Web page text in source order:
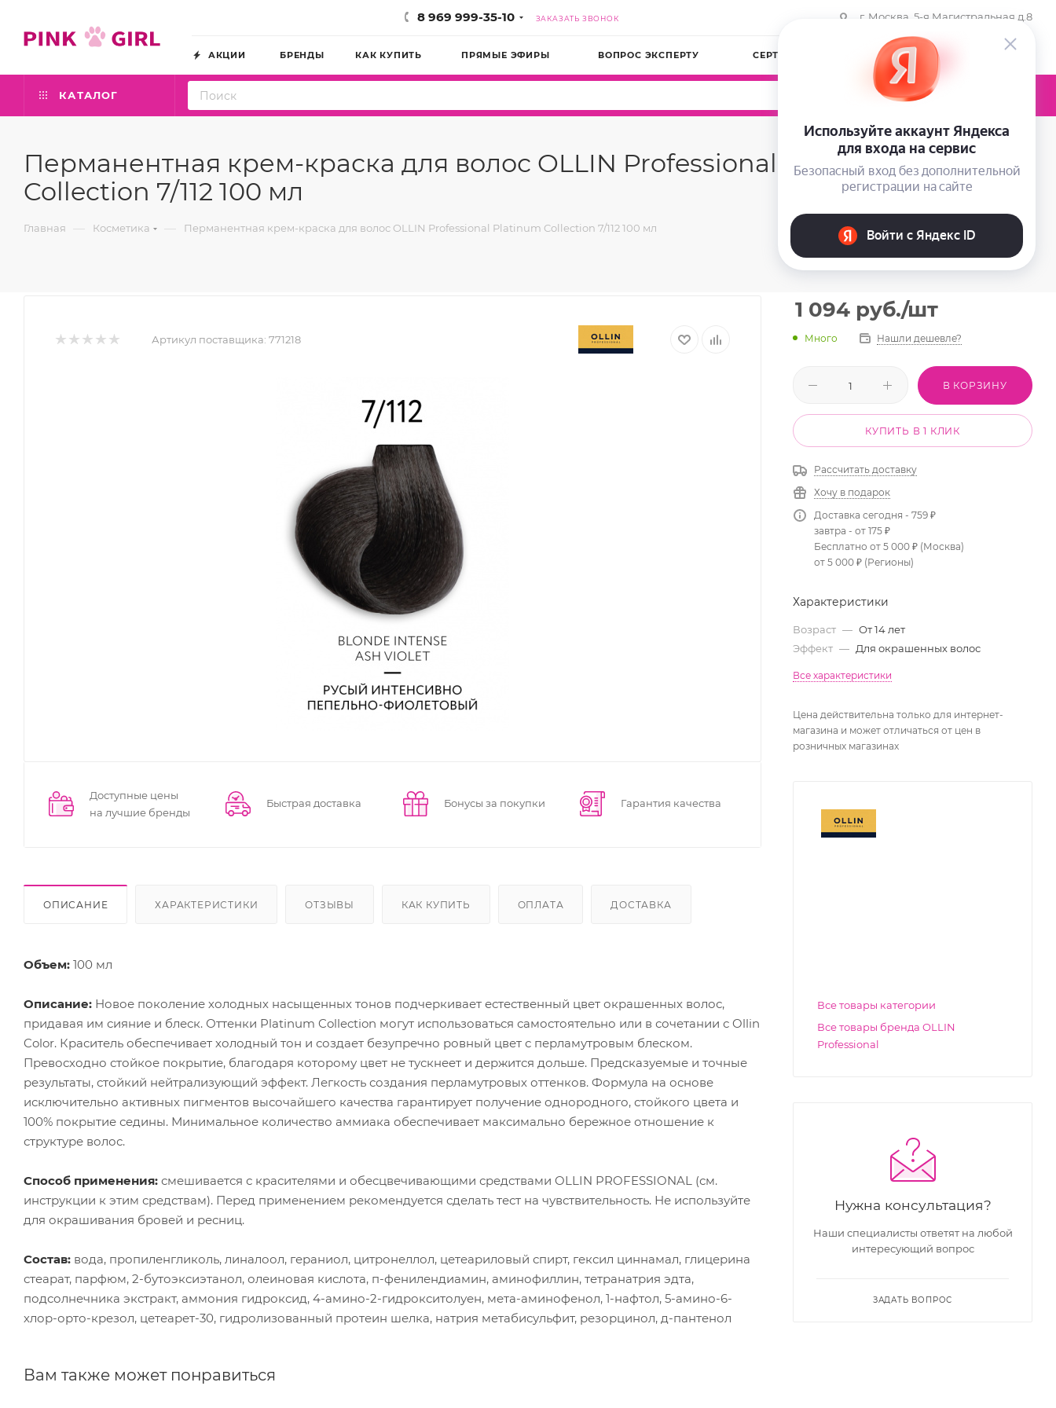
8 969 999-35-10 ЗАКАЗАТЬ ЗВОНОК г. Москва, 5-я Магистральная д.8
АКЦИИ БРЕНДЫ КАК КУПИТЬ ПРЯМЫЕ ЭФИРЫ ВОПРОС ЭКСПЕРТУ СЕРТИФИКАТЫ КОМПАНИЯ
КАТАЛОГ 0
Перманентная крем-краска для волос OLLIN Professional Platinum
Collection 7/112 100 мл
Главная — Косметика — Перманентная крем-краска для волос OLLIN Professional Platinum Collection 7/112 100 мл
Артикул поставщика: 771218
Доступные цены
на лучшие бренды
Быстрая доставка Бонусы за покупки Гарантия качества
ОПИСАНИЕ ХАРАКТЕРИСТИКИ ОТЗЫВЫ КАК КУПИТЬ ОПЛАТА ДОСТАВКА
Объем: 100 мл
Описание: Новое поколение холодных насыщенных тонов подчеркивает естественный цвет окрашенных волос,
придавая им сияние и блеск. Оттенки Platinum Collection могут использоваться самостоятельно или в сочетании с Ollin
Color. Краситель обеспечивает холодный тон и создает безупречно ровный цвет с перламутровым блеском.
Превосходно стойкое покрытие, благодаря которому цвет не тускнеет и держится дольше. Предсказуемые и точные
результаты, стойкий нейтрализующий эффект. Легкость создания перламутровых оттенков. Формула на основе
исключительно активных пигментов высочайшего качества гарантирует получение однородного, стойкого цвета и
100% покрытие седины. Минимальное количество аммиака обеспечивает максимально бережное отношение к
структуре волос.
Способ применения: смешивается с красителями и обесцвечивающими средствами OLLIN PROFESSIONAL (см.
инструкции к этим средствам). Перед применением рекомендуется сделать тест на чувствительность. Не используйте
для окрашивания бровей и ресниц.
Состав: вода, пропиленгликоль, линалоол, гераниол, цитронеллол, цетеариловый спирт, гексил циннамал, глицерина
стеарат, парфюм, 2-бутоэксиэтанол, олеиновая кислота, п-фенилендиамин, аминофиллин, тетранатрия эдта,
подсолнечника экстракт, аммония гидроксид, 4-амино-2-гидрокситолуен, мета-аминофенол, 1-нафтол, 5-амино-6-
хлор-орто-крезол, цетеарет-30, гидролизованный протеин шелка, натрия метабисульфит, резорцинол, д-пaнтенол
Вам также может понравиться
1 094 руб./шт
Много Нашли дешевле?
В КОРЗИНУ
КУПИТЬ В 1 КЛИК
Рассчитать доставку
Хочу в подарок
Доставка сегодня - 759 ₽
завтра - от 175 ₽
Бесплатно от 5 000 ₽ (Москва)
от 5 000 ₽ (Регионы)
Характеристики
Возраст — От 14 лет
Эффект — Для окрашенных волос
Все характеристики
Цена действительна только для интернет-
магазина и может отличаться от цен в
розничных магазинах
Все товары категории
Все товары бренда OLLIN
Professional
Нужна консультация?
Наши специалисты ответят на любой
интересующий вопрос
ЗАДАТЬ ВОПРОС